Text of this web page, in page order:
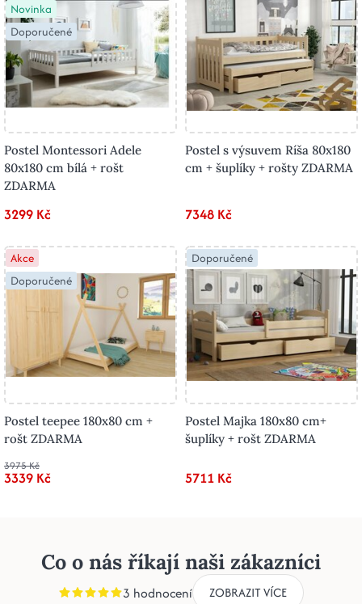
Novinka
Doporučené
Postel Montessori Adele
80x180 cm bílá + rošt
ZDARMA
3299 Kč
Postel s výsuvem Ríša 80x180
cm + šuplíky + rošty ZDARMA
7348 Kč
Akce
Doporučené
Postel teepee 180x80 cm +
rošt ZDARMA
3975 Kč
3339 Kč
Doporučené
Postel Majka 180x80 cm+
šuplíky + rošt ZDARMA
5711 Kč
Co o nás říkají naši zákazníci
3 hodnocení ZOBRAZIT VÍCE